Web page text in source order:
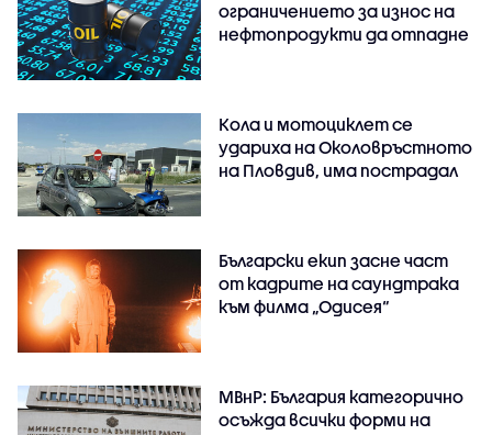
ограничението за износ на
нефтопродукти да отпадне
Кола и мотоциклет се
удариха на Околовръстното
на Пловдив, има пострадал
Български екип засне част
от кадрите на саундтрака
към филма „Одисея“
МВнР: България категорично
осъжда всички форми на